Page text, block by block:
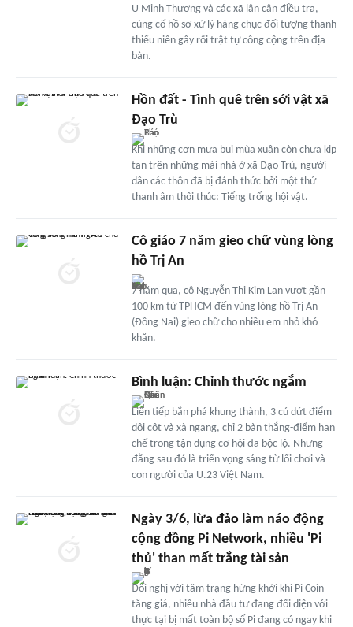
U Minh Thượng và các xã lân cận điều tra,
củng cố hồ sơ xử lý hàng chục đối tượng thanh
thiếu niên gây rối trật tự công cộng trên địa
bàn.
Hồn đất - Tình quê trên sới vật xã
Đạo Trù
Khi những cơn mưa bụi mùa xuân còn chưa kịp
tan trên những mái nhà ở xã Đạo Trù, người
dân các thôn đã bị đánh thức bởi một thứ
thanh âm thôi thúc: Tiếng trống hội vật.
Cô giáo 7 năm gieo chữ vùng lòng
hồ Trị An
7 năm qua, cô Nguyễn Thị Kim Lan vượt gần
100 km từ TPHCM đến vùng lòng hồ Trị An
(Đồng Nai) gieo chữ cho nhiều em nhỏ khó
khăn.
Bình luận: Chỉnh thước ngắm
Liên tiếp bắn phá khung thành, 3 cú dứt điểm
dội cột và xà ngang, chỉ 2 bàn thắng-điểm hạn
chế trong tận dụng cơ hội đã bộc lộ. Nhưng
đằng sau đó là triển vọng sáng từ lối chơi và
con người của U.23 Việt Nam.
Ngày 3/6, lừa đảo làm náo động
cộng đồng Pi Network, nhiều 'Pi
thủ' than mất trắng tài sản
Đối nghị với tâm trạng hứng khởi khi Pi Coin
tăng giá, nhiều nhà đầu tư đang đối diện với
thực tại bị mất toàn bộ số Pi đang có ngay khi